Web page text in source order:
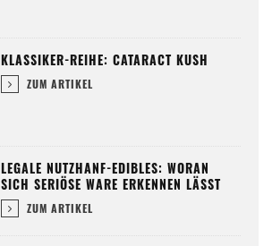
KLASSIKER-REIHE: CATARACT KUSH
ZUM ARTIKEL
LEGALE NUTZHANF-EDIBLES: WORAN
SICH SERIÖSE WARE ERKENNEN LÄSST
ZUM ARTIKEL